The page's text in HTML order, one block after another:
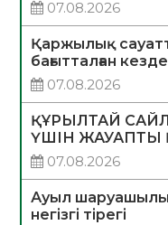
07.08.2026
Қаржылық
бағытталған
07.08.2026
ҚҰРЫЛТАЙ
ҮШІН ЖАУАПТЫ
07.08.2026
Ауыл
негізгі тірегі